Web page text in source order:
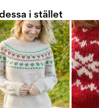
i stället